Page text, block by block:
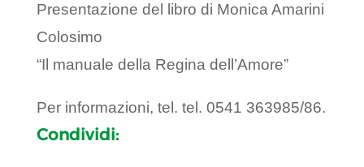
Presentazione del libro di Monica Amarini
Colosimo
“Il manuale della Regina dell’Amore”
Per informazioni, tel. tel. 0541 363985/86.
Condividi: